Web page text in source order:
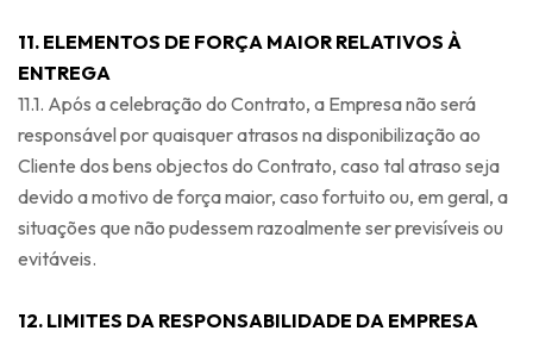
11. ELEMENTOS DE FORÇA MAIOR RELATIVOS À
ENTREGA
11.1. Após a celebração do Contrato, a Empresa não será
responsável por quaisquer atrasos na disponibilização ao
Cliente dos bens objectos do Contrato, caso tal atraso seja
devido a motivo de força maior, caso fortuito ou, em geral, a
situações que não pudessem razoalmente ser previsíveis ou
evitáveis.
12. LIMITES DA RESPONSABILIDADE DA EMPRESA